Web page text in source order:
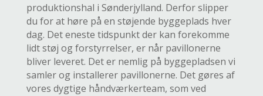
produktionshal i Sønderjylland. Derfor slipper
du for at høre på en støjende byggeplads hver
dag. Det eneste tidspunkt der kan forekomme
lidt støj og forstyrrelser, er når pavillonerne
bliver leveret. Det er nemlig på byggepladsen vi
samler og installerer pavillonerne. Det gøres af
vores dygtige håndværkerteam, som ved